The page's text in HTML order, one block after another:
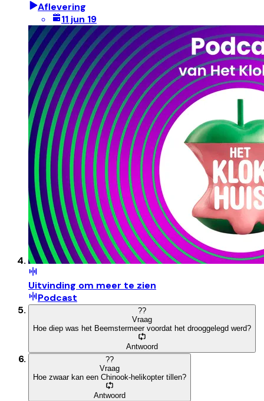
Aflevering
11 jun 19
Uitvinding om meer te zien
Podcast
??
Vraag
Hoe diep was het Beemstermeer voordat het drooggelegd werd?
Antwoord
??
Vraag
Hoe zwaar kan een Chinook-helikopter tillen?
Antwoord